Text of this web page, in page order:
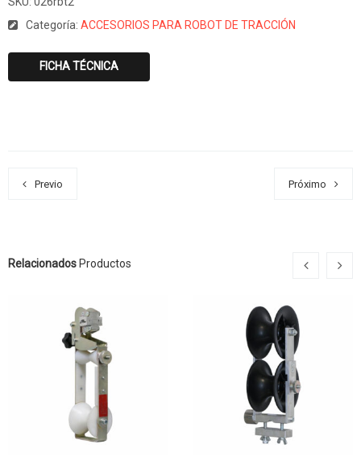
Categoría: ACCESORIOS PARA ROBOT DE TRACCIÓN
FICHA TÉCNICA
Previo Próximo
Relacionados Productos